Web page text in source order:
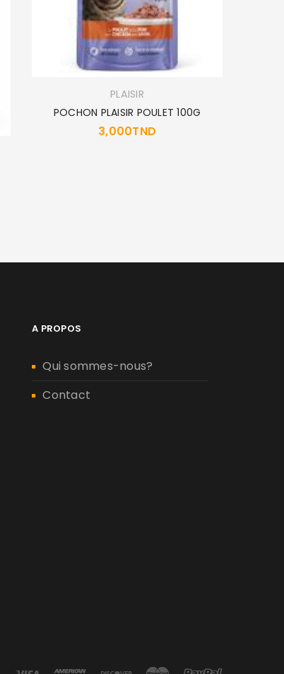
PLAISIR
POCHON PLAISIR POULET 100G
3,000TND
A PROPOS
Qui sommes-nous?
Contact